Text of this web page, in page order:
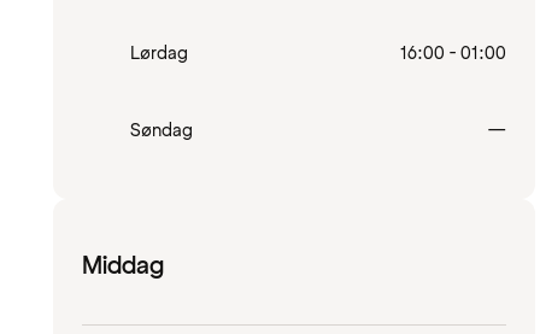
Lørdag 16:00 - 01:00
Søndag —
Middag